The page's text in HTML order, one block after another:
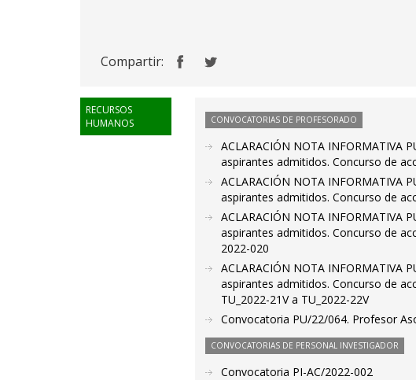
Compartir:
RECURSOS
HUMANOS
CONVOCATORIAS DE PROFESORADO
ACLARACIÓN NOTA INFORMATIVA
aspirantes admitidos. Concurso de
ACLARACIÓN NOTA INFORMATIVA
aspirantes admitidos. Concurso de
ACLARACIÓN NOTA INFORMATIVA
aspirantes admitidos. Concurso de
2022-020
ACLARACIÓN NOTA INFORMATIVA
aspirantes admitidos. Concurso de
TU_2022-21V a TU_2022-22V
Convocatoria PU/22/064. Profesor
CONVOCATORIAS DE PERSONAL INVESTIGADOR
Convocatoria PI-AC/2022-002